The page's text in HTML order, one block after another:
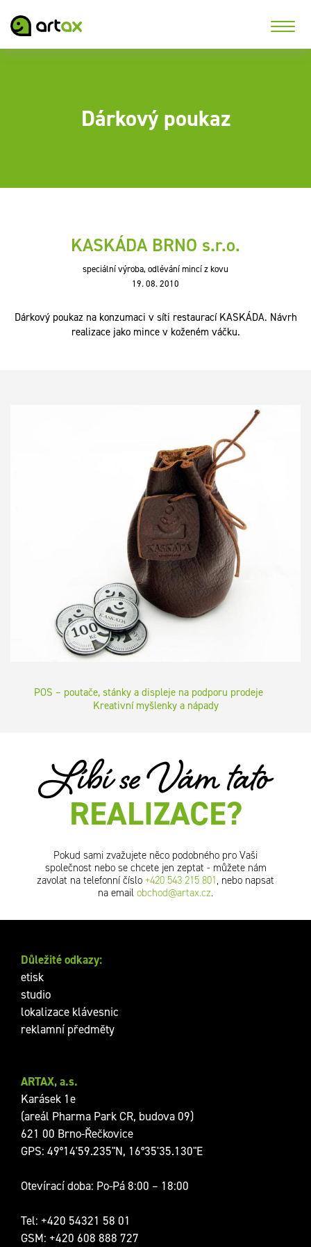
Dárkový poukaz
KASKÁDA BRNO s.r.o.
speciální výroba, odlévání mincí z kovu
19. 08. 2010
Dárkový poukaz na konzumaci v síti restaurací KASKÁDA. Návrh
realizace jako mince v koženém váčku.
POS – poutače, stánky a displeje na podporu prodeje
Kreativní myšlenky a nápady
Líbí se Vám tato
REALIZACE?
Pokud sami zvažujete něco podobného pro Vaši
společnost nebo se chcete jen zeptat - můžete nám
zavolat na telefonní číslo +420 543 215 801, nebo napsat
na email obchod@artax.cz.
ARTAX, a.s.
Karásek 1e
(areál Pharma Park CR, budova 09)
621 00 Brno-Řečkovice
GPS: 49°14'59.235"N, 16°35'35.130"E
Otevírací doba: Po-Pá 8:00 – 18:00
Tel: +420 54321 58 01
GSM: +420 608 888 727
Důležité odkazy:
etisk
studio
lokalizace klávesnic
reklamní předměty